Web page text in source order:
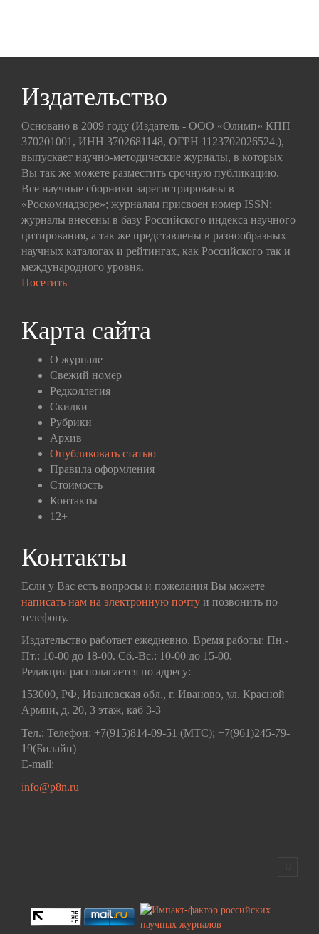
Издательство
Основано в 2009 году (Издатель - ООО «Олимп» КПП
370201001, ИНН 3702681148, ОГРН 1123702026524.),
выпускает научно-методические журналы, в которых
Вы так же можете разместить срочную публикацию.
Все научные сборники зарегистрированы в
«Роскомнадзоре»; журналам присвоен номер ISSN;
журналы внесены в базу Российского индекса научного
цитирования, а так же представлены в разнообразных
научных каталогах и рейтингах, как Российского так и
международного уровня.
Посетить
Карта сайта
О журнале
Свежий номер
Редколлегия
Скидки
Рубрики
Архив
Опубликовать статью
Правила оформления
Стоимость
Контакты
12+
Контакты
Если у Вас есть вопросы и пожелания Вы можете
написать нам на электронную почту и позвонить по
телефону.
Издательство работает ежедневно. Время работы: Пн.-
Пт.: 10-00 до 18-00. Сб.-Вс.: 10-00 до 15-00.
Редакция располагается по адресу:
153000, РФ, Ивановская обл., г. Иваново, ул. Красной
Армии, д. 20, 3 этаж, каб 3-3
Тел.: Телефон: +7(915)814-09-51 (МТС); +7(961)245-79-
19(Билайн)
E-mail:
info@p8n.ru